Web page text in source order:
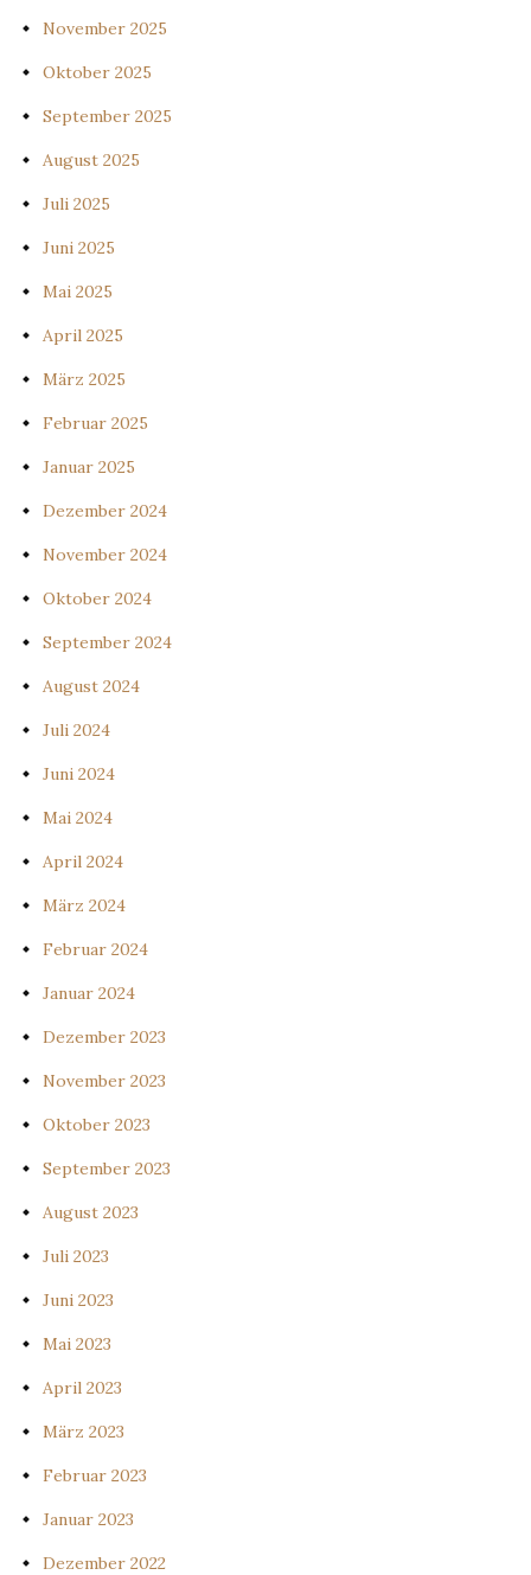
November 2025
Oktober 2025
September 2025
August 2025
Juli 2025
Juni 2025
Mai 2025
April 2025
März 2025
Februar 2025
Januar 2025
Dezember 2024
November 2024
Oktober 2024
September 2024
August 2024
Juli 2024
Juni 2024
Mai 2024
April 2024
März 2024
Februar 2024
Januar 2024
Dezember 2023
November 2023
Oktober 2023
September 2023
August 2023
Juli 2023
Juni 2023
Mai 2023
April 2023
März 2023
Februar 2023
Januar 2023
Dezember 2022